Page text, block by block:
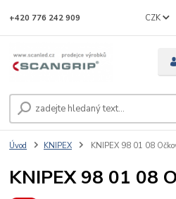
CZK
+420 776 242 909
Úvod KNIPEX KNIPEX 98 01 08
KNIPEX 98 01 08